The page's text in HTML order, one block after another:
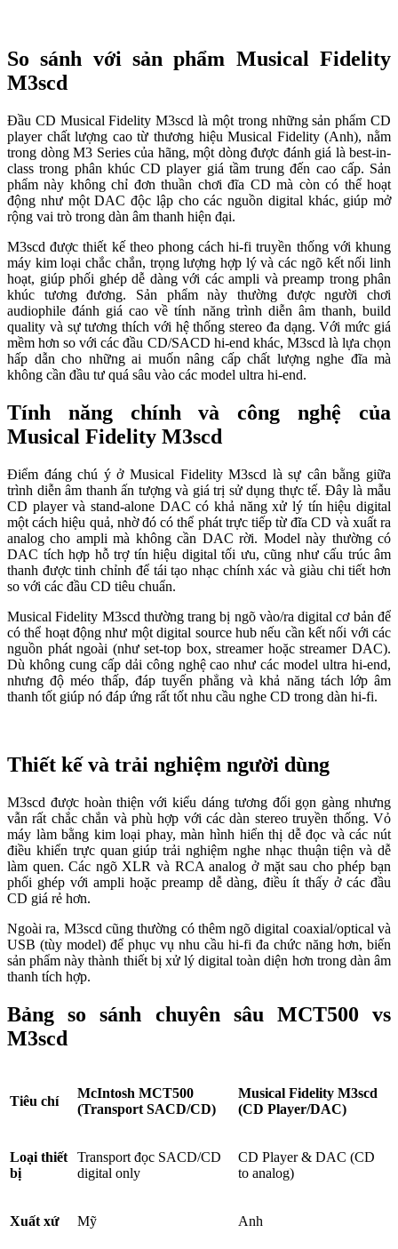
So sánh với sản phẩm Musical Fidelity
M3scd
Đầu CD Musical Fidelity M3scd là một trong những sản phẩm CD
player chất lượng cao từ thương hiệu Musical Fidelity (Anh), nằm
trong dòng M3 Series của hãng, một dòng được đánh giá là best-in-
class trong phân khúc CD player giá tầm trung đến cao cấp. Sản
phẩm này không chỉ đơn thuần chơi đĩa CD mà còn có thể hoạt
động như một DAC độc lập cho các nguồn digital khác, giúp mở
rộng vai trò trong dàn âm thanh hiện đại.
M3scd được thiết kế theo phong cách hi-fi truyền thống với khung
máy kim loại chắc chắn, trọng lượng hợp lý và các ngõ kết nối linh
hoạt, giúp phối ghép dễ dàng với các ampli và preamp trong phân
khúc tương đương. Sản phẩm này thường được người chơi
audiophile đánh giá cao về tính năng trình diễn âm thanh, build
quality và sự tương thích với hệ thống stereo đa dạng. Với mức giá
mềm hơn so với các đầu CD/SACD hi-end khác, M3scd là lựa chọn
hấp dẫn cho những ai muốn nâng cấp chất lượng nghe đĩa mà
không cần đầu tư quá sâu vào các model ultra hi-end.
Tính năng chính và công nghệ của
Musical Fidelity M3scd
Điểm đáng chú ý ở Musical Fidelity M3scd là sự cân bằng giữa
trình diễn âm thanh ấn tượng và giá trị sử dụng thực tế. Đây là mẫu
CD player và stand-alone DAC có khả năng xử lý tín hiệu digital
một cách hiệu quả, nhờ đó có thể phát trực tiếp từ đĩa CD và xuất ra
analog cho ampli mà không cần DAC rời. Model này thường có
DAC tích hợp hỗ trợ tín hiệu digital tối ưu, cũng như cấu trúc âm
thanh được tinh chỉnh để tái tạo nhạc chính xác và giàu chi tiết hơn
so với các đầu CD tiêu chuẩn.
Musical Fidelity M3scd thường trang bị ngõ vào/ra digital cơ bản để
có thể hoạt động như một digital source hub nếu cần kết nối với các
nguồn phát ngoài (như set-top box, streamer hoặc streamer DAC).
Dù không cung cấp dải công nghệ cao như các model ultra hi-end,
nhưng độ méo thấp, đáp tuyến phẳng và khả năng tách lớp âm
thanh tốt giúp nó đáp ứng rất tốt nhu cầu nghe CD trong dàn hi-fi.
Thiết kế và trải nghiệm người dùng
M3scd được hoàn thiện với kiểu dáng tương đối gọn gàng nhưng
vẫn rất chắc chắn và phù hợp với các dàn stereo truyền thống. Vỏ
máy làm bằng kim loại phay, màn hình hiển thị dễ đọc và các nút
điều khiển trực quan giúp trải nghiệm nghe nhạc thuận tiện và dễ
làm quen. Các ngõ XLR và RCA analog ở mặt sau cho phép bạn
phối ghép với ampli hoặc preamp dễ dàng, điều ít thấy ở các đầu
CD giá rẻ hơn.
Ngoài ra, M3scd cũng thường có thêm ngõ digital coaxial/optical và
USB (tùy model) để phục vụ nhu cầu hi-fi đa chức năng hơn, biến
sản phẩm này thành thiết bị xử lý digital toàn diện hơn trong dàn âm
thanh tích hợp.
Bảng so sánh chuyên sâu MCT500 vs
M3scd
Tiêu chí
McIntosh MCT500
(Transport SACD/CD)
Musical Fidelity M3scd
(CD Player/DAC)
Loại thiết
bị
Transport đọc SACD/CD
digital only
CD Player & DAC (CD
to analog)
Xuất xứ Mỹ Anh